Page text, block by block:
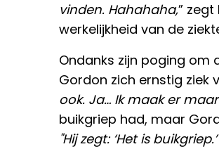
vinden. Hahahaha,”
werkelijkheid van de
Ondanks zijn poging om
Gordon zich ernstig ziek
ook. Ja… Ik maak er
buikgriep had, maar
"Hij zegt: ‘Het is